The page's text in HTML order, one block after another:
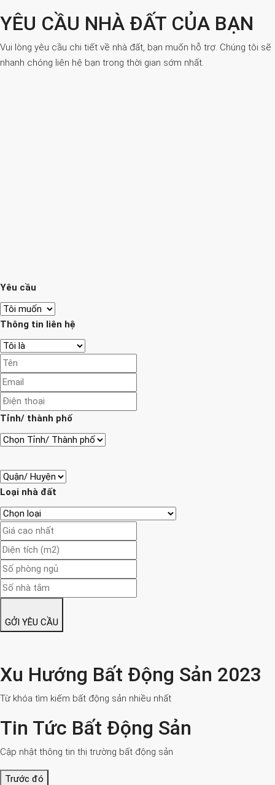
YÊU CẦU NHÀ ĐẤT CỦA BẠN
Vui lòng yêu cầu chi tiết về nhà đất, bạn muốn hỗ trợ. Chúng tôi sẽ
nhanh chóng liên hệ bạn trong thời gian sớm nhất.
Yêu cầu
Thông tin liên hệ
Tỉnh/ thành phố
Loại nhà đất
GỞI YÊU CẦU
Xu Hướng Bất Động Sản 2023
Từ khóa tìm kiếm bất động sản nhiều nhất
Tin Tức Bất Động Sản
Cập nhật thông tin thị trường bất động sản
Trước đó